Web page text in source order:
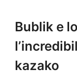
Bublik e
kazako